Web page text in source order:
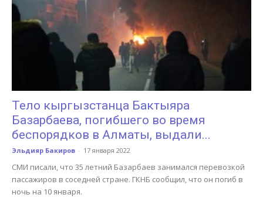
Тело кыргызстанца Бактыяра
Базарбаева, погибшего во время
беспорядков в Алматы, выдали...
Эльдияр Бакиров - 17 января 2022
СМИ писали, что 35 летний Базарбаев занимался перевозкой
пассажиров в соседней стране. ГКНБ сообщил, что он погиб в
ночь на 10 января.